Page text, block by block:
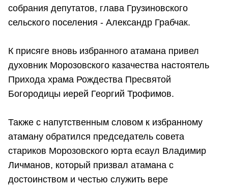
собрания депутатов, глава Грузиновского
сельского поселения - Александр Грабчак.
К присяге вновь избранного атамана привел
духовник Морозовского казачества настоятель
Прихода храма Рождества Пресвятой
Богородицы иерей Георгий Трофимов.
Также с напутственным словом к избранному
атаману обратился председатель совета
стариков Морозовского юрта есаул Владимир
Личманов, который призвал атамана с
достоинством и честью служить вере